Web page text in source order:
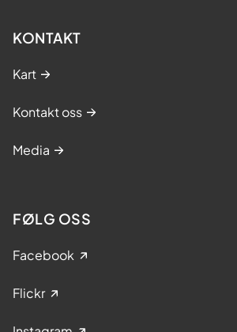
KONTAKT
Kart
Kontakt oss
Media
FØLG OSS
Facebook
Flickr